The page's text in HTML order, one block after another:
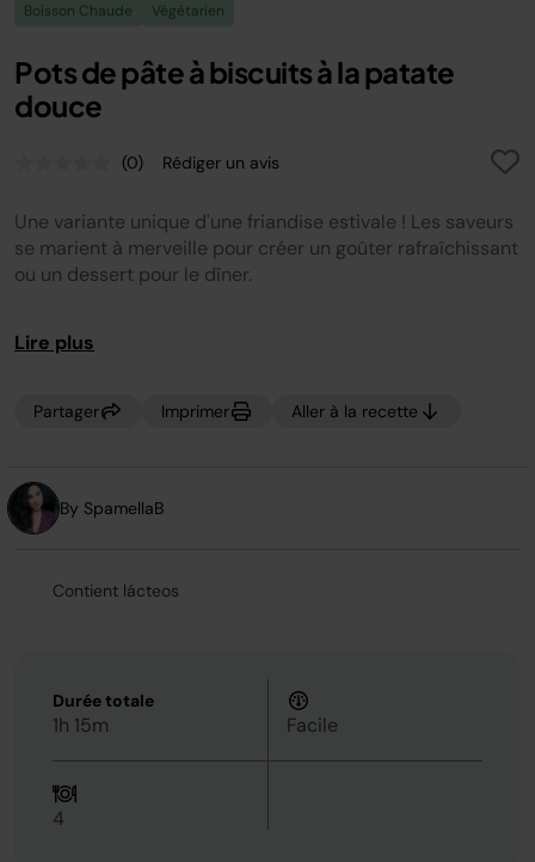
Boisson Chaude Végétarien
Pots de pâte à biscuits à la patate
douce
Aucune
notation.
Lien
sur
la
(0) Rédiger un avis
Une variante unique d'une friandise estivale ! Les saveurs
se marient à merveille pour créer un goûter rafraîchissant
ou un dessert pour le dîner.
Lire plus
Partager Imprimer Aller à la recette
By SpamellaB
Contient lácteos
Durée totale
1h 15m Facile
4